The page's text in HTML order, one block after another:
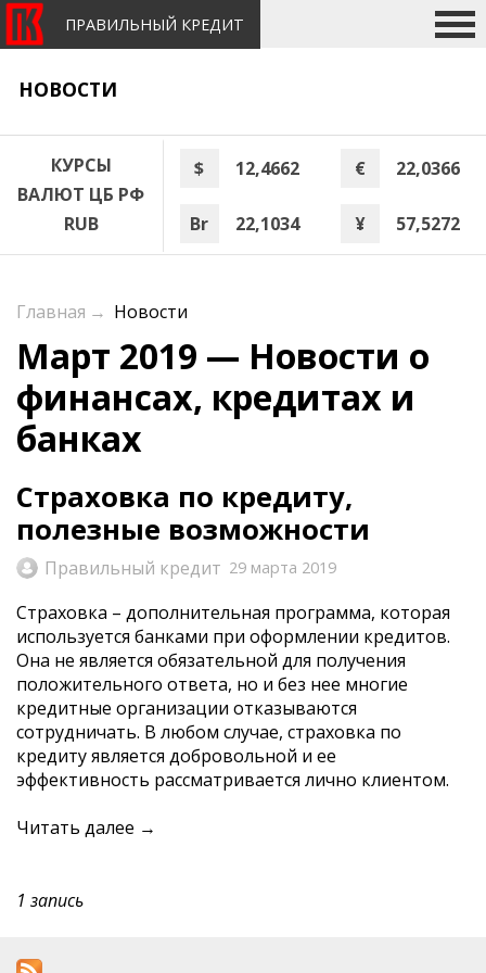
ПРАВИЛЬНЫЙ КРЕДИТ
НОВОСТИ
КУРСЫ
ВАЛЮТ ЦБ РФ
RUB
$ 12,4662 € 22,0366
Br 22,1034 ¥ 57,5272
Главная → Новости
Март 2019 — Новости о
финансах, кредитах и
банках
Страховка по кредиту,
полезные возможности
Правильный кредит 29 марта 2019
Страховка – дополнительная программа, которая
используется банками при оформлении кредитов.
Она не является обязательной для получения
положительного ответа, но и без нее многие
кредитные организации отказываются
сотрудничать. В любом случае, страховка по
кредиту является добровольной и ее
эффективность рассматривается лично клиентом.
Читать далее →
1 запись